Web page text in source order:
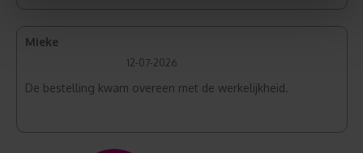
Mieke
12-07-2026
De bestelling kwam overeen met de werkelijkheid.